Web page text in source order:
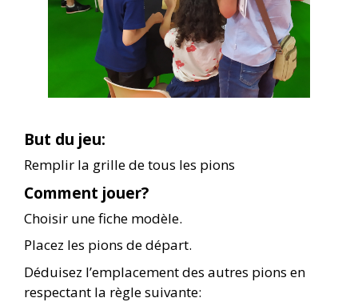
But du jeu:
Remplir la grille de tous les pions
Comment jouer?
Choisir une fiche modèle.
Placez les pions de départ.
Déduisez l’emplacement des autres pions en
respectant la règle suivante: